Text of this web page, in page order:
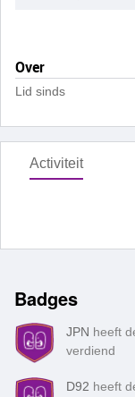
Over
Lid sinds
Activiteit
Badges
JPN heeft
verdiend
D92 heeft